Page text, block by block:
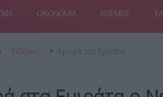
ΟΙΚΟΝΟΜΙΑ ΚΟΣΜΟΣ
Ειδήσεις Κρυφά στα Εμιράτα…